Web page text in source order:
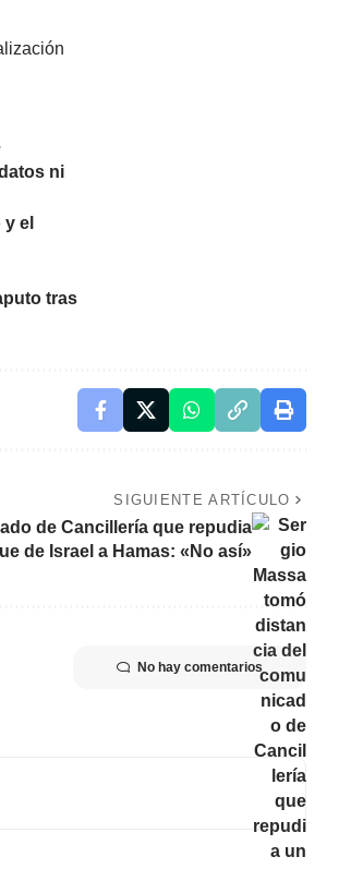
ni
el
tras
SIGUIENTE ARTÍCULO
de Cancillería que repudia
de Israel a Hamas: «No así»
No hay comentarios